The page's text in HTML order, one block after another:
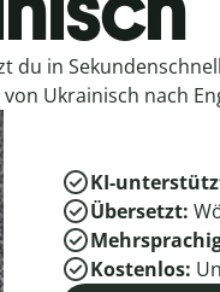
du in
Ukrainisch nach
KI-
Übersetzt:
Kostenlos: